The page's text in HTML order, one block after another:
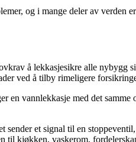
og i mange deler av verden
å lekkasjesikre alle nybygg
ved å tilby rimeligere
vannlekkasje med det
et signal til en
kjøkken, vaskerom,